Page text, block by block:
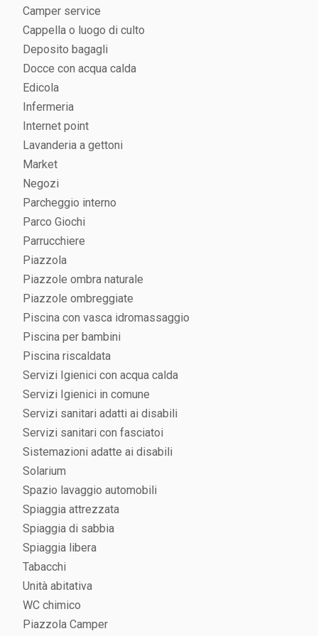
Camper service
Cappella o luogo di culto
Deposito bagagli
Docce con acqua calda
Edicola
Infermeria
Internet point
Lavanderia a gettoni
Market
Negozi
Parcheggio interno
Parco Giochi
Parrucchiere
Piazzola
Piazzole ombra naturale
Piazzole ombreggiate
Piscina con vasca idromassaggio
Piscina per bambini
Piscina riscaldata
Servizi Igienici con acqua calda
Servizi Igienici in comune
Servizi sanitari adatti ai disabili
Servizi sanitari con fasciatoi
Sistemazioni adatte ai disabili
Solarium
Spazio lavaggio automobili
Spiaggia attrezzata
Spiaggia di sabbia
Spiaggia libera
Tabacchi
Unità abitativa
WC chimico
Piazzola Camper